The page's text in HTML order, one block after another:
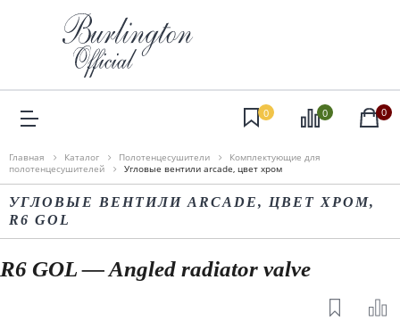
0 0 0
Главная Каталог Полотенцесушители
Комплектующие для
полотенцесушителей
Угловые вентили arcade, цвет хром
УГЛОВЫЕ ВЕНТИЛИ ARCADE, ЦВЕТ ХРОМ,
R6 GOL
R6 GOL — Angled radiator valve